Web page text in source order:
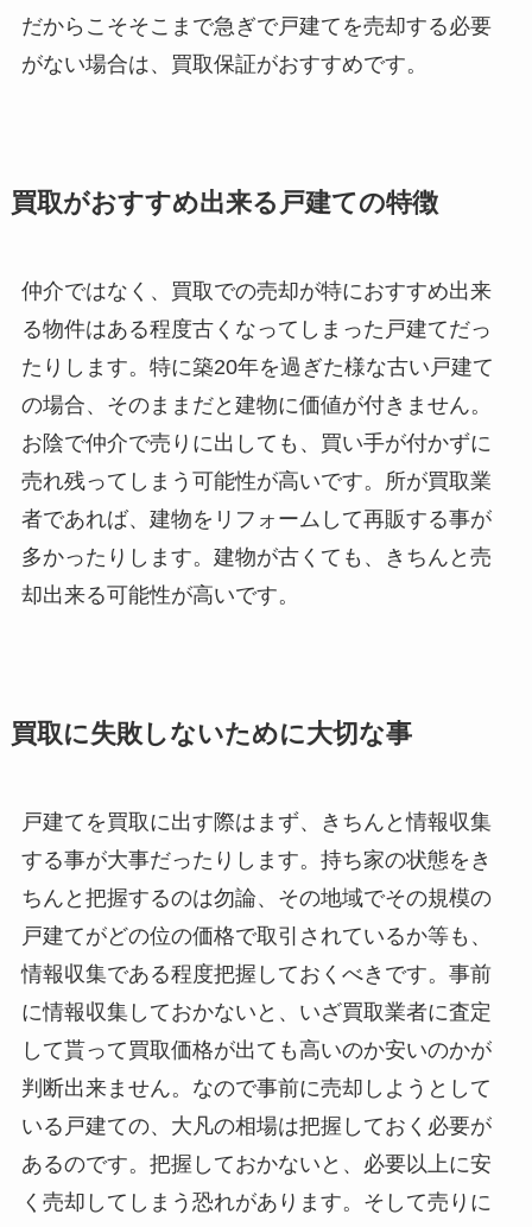
だからこそそこまで急ぎで戸建てを売却する必要
がない場合は、買取保証がおすすめです。
買取がおすすめ出来る戸建ての特徴
仲介ではなく、買取での売却が特におすすめ出来
る物件はある程度古くなってしまった戸建てだっ
たりします。特に築20年を過ぎた様な古い戸建て
の場合、そのままだと建物に価値が付きません。
お陰で仲介で売りに出しても、買い手が付かずに
売れ残ってしまう可能性が高いです。所が買取業
者であれば、建物をリフォームして再販する事が
多かったりします。建物が古くても、きちんと売
却出来る可能性が高いです。
買取に失敗しないために大切な事
戸建てを買取に出す際はまず、きちんと情報収集
する事が大事だったりします。持ち家の状態をき
ちんと把握するのは勿論、その地域でその規模の
戸建てがどの位の価格で取引されているか等も、
情報収集である程度把握しておくべきです。事前
に情報収集しておかないと、いざ買取業者に査定
して貰って買取価格が出ても高いのか安いのかが
判断出来ません。なので事前に売却しようとして
いる戸建ての、大凡の相場は把握しておく必要が
あるのです。把握しておかないと、必要以上に安
く売却してしまう恐れがあります。そして売りに